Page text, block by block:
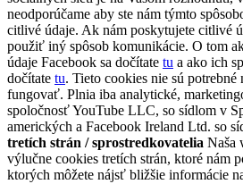
neodporúčame aby ste nám týmto
citlivé údaje. Ak nám poskytujete citlivé
použiť iný spôsob komunikácie. O tom
údaje Facebook sa dočítate tu a ako ich
dočítate tu. Tieto cookies nie sú potrebné
fungovať. Plnia iba analytické,
spoločnosť YouTube LLC, so sídlom v
amerických a Facebook Ireland Ltd. so
tretích strán / sprostredkovatelia Naša
výlučne cookies tretích strán, ktoré nám
ktorých môžete nájsť bližšie informácie